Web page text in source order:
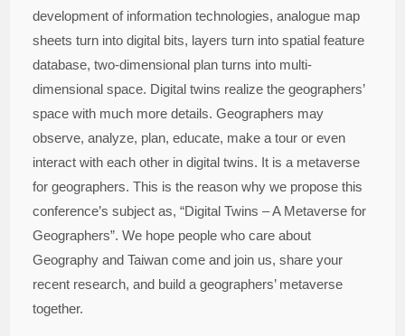
development of information technologies, analogue map
sheets turn into digital bits, layers turn into spatial feature
database, two-dimensional plan turns into multi-
dimensional space. Digital twins realize the geographers’
space with much more details. Geographers may
observe, analyze, plan, educate, make a tour or even
interact with each other in digital twins. It is a metaverse
for geographers. This is the reason why we propose this
conference’s subject as, “Digital Twins – A Metaverse for
Geographers”. We hope people who care about
Geography and Taiwan come and join us, share your
recent research, and build a geographers’ metaverse
together.